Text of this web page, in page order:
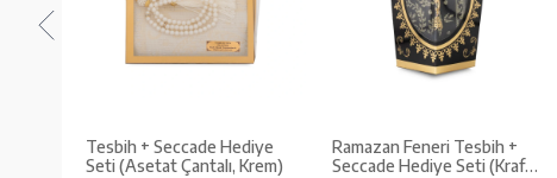
Tesbih + Seccade Hediye
Seti (Asetat Çantalı, Krem)
Ramazan Feneri Tesbih +
Seccade Hediye Seti (Kraft